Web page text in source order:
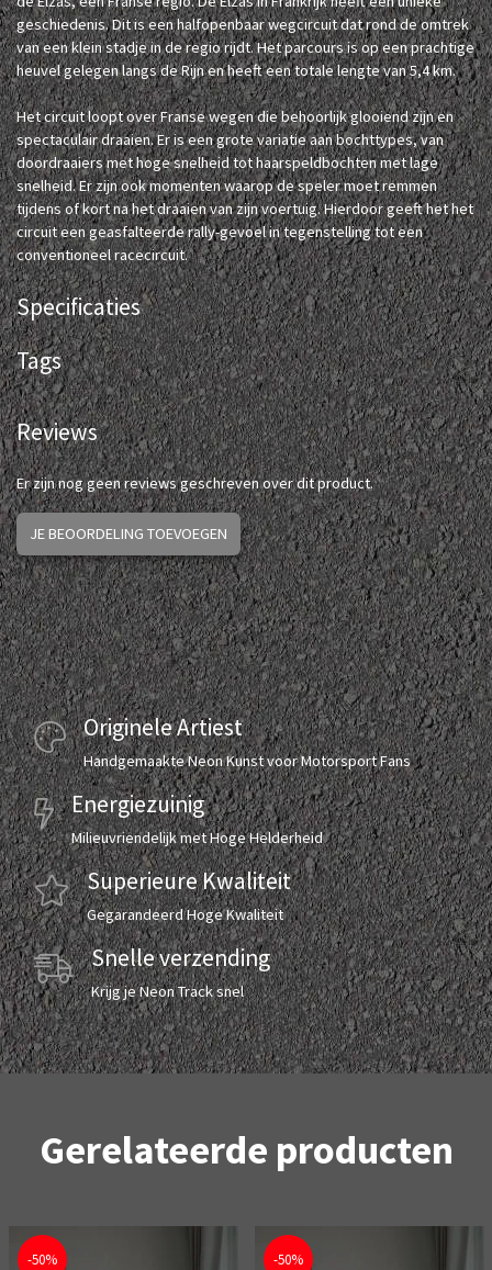
geschiedenis. Dit is een halfopenbaar wegcircuit dat rond de omtrek
van een klein stadje in de regio rijdt. Het parcours is op een prachtige
heuvel gelegen langs de Rijn en heeft een totale lengte van 5,4 km.
Het circuit loopt over Franse wegen die behoorlijk glooiend zijn en
spectaculair draaien. Er is een grote variatie aan bochttypes, van
doordraaiers met hoge snelheid tot haarspeldbochten met lage
snelheid. Er zijn ook momenten waarop de speler moet remmen
tijdens of kort na het draaien van zijn voertuig. Hierdoor geeft het het
circuit een geasfalteerde rally-gevoel in tegenstelling tot een
conventioneel racecircuit.
Specificaties
Tags
Reviews
Er zijn nog geen reviews geschreven over dit product.
JE BEOORDELING TOEVOEGEN
Originele Artiest
Handgemaakte Neon Kunst voor Motorsport Fans
Energiezuinig
Milieuvriendelijk met Hoge Helderheid
Superieure Kwaliteit
Gegarandeerd Hoge Kwaliteit
Snelle verzending
Krijg je Neon Track snel
Gerelateerde producten
-50% -50%